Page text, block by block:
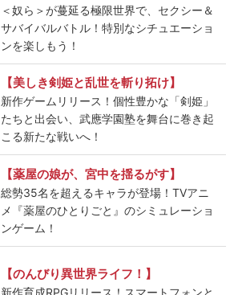
＜奴ら＞が蔓延る極限世界で、セクシー＆
サバイバルバトル！特別なシチュエーショ
ンを楽しもう！
【美しき剣姫と乱世を斬り拓け】
新作ゲームリリース！個性豊かな「剣姫」
たちと出会い、武應学園塾を舞台に巻き起
こる新たな戦いへ！
【薬屋の娘が、宮中を揺るがす】
総勢35名を超えるキャラが登場！TVアニ
メ『薬屋のひとりごと』のシミュレーショ
ンゲーム！
【のんびり異世界ライフ！】